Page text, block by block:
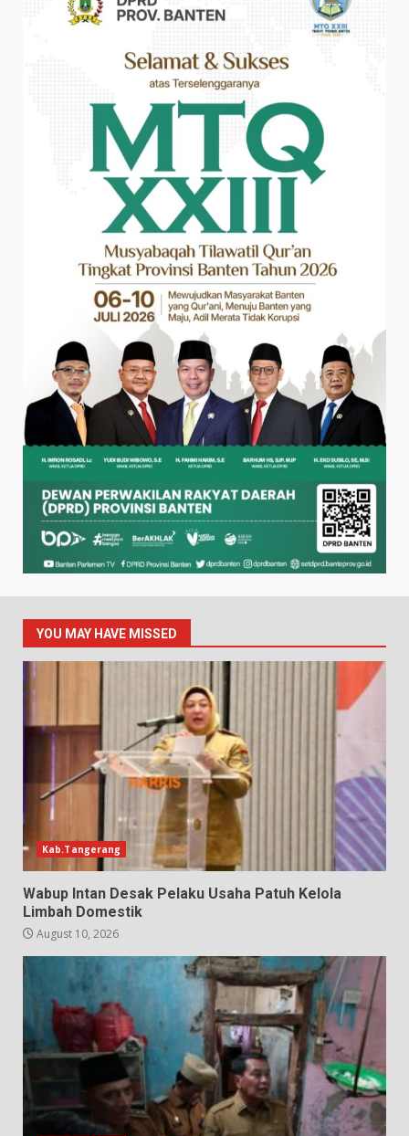
YOU MAY HAVE MISSED
Kab.Tangerang
Wabup Intan Desak Pelaku Usaha Patuh Kelola
Limbah Domestik
August 10, 2026